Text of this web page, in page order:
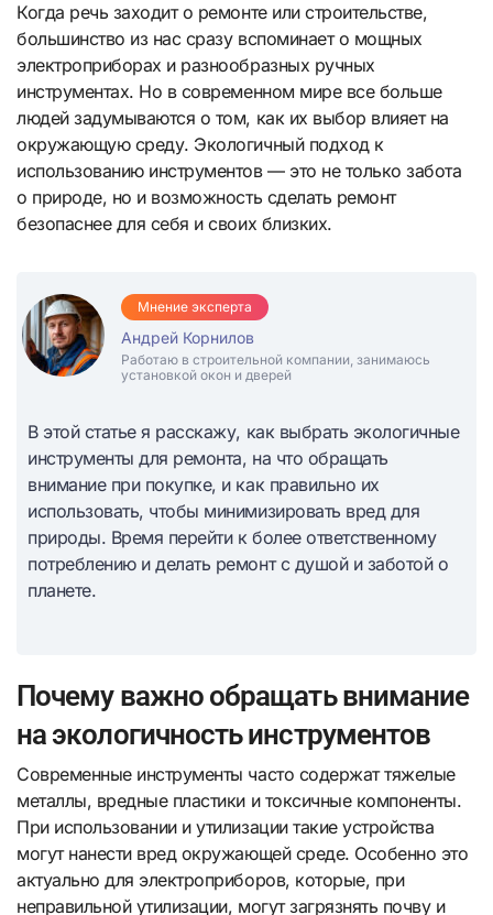
Когда речь заходит о ремонте или строительстве,
большинство из нас сразу вспоминает о мощных
электроприборах и разнообразных ручных
инструментах. Но в современном мире все больше
людей задумываются о том, как их выбор влияет на
окружающую среду. Экологичный подход к
использованию инструментов — это не только забота
о природе, но и возможность сделать ремонт
безопаснее для себя и своих близких.
Мнение эксперта
Андрей Корнилов
Работаю в строительной компании, занимаюсь
установкой окон и дверей
В этой статье я расскажу, как выбрать экологичные
инструменты для ремонта, на что обращать
внимание при покупке, и как правильно их
использовать, чтобы минимизировать вред для
природы. Время перейти к более ответственному
потреблению и делать ремонт с душой и заботой о
планете.
Почему важно обращать внимание
на экологичность инструментов
Современные инструменты часто содержат тяжелые
металлы, вредные пластики и токсичные компоненты.
При использовании и утилизации такие устройства
могут нанести вред окружающей среде. Особенно это
актуально для электроприборов, которые, при
неправильной утилизации, могут загрязнять почву и